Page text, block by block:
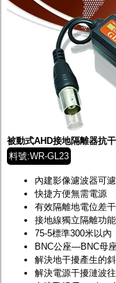
距離遠）
AHD特殊功能型攝影機
旋轉型攝影機.旋轉台
傳統高解析攝影機
投光設備
防護罩及支架
多路攝影機單軸傳輸
監聽器.麥克風
視訊轉換設備
雙絞線傳輸器
雜訊改善器
分配放大器
網路線用水晶頭
網路線
懶人線.同軸線.花線
線頭.插座.延長線.HDMI
集線盒.防水盒.配線盒
變壓器.避雷器
轉接頭
被動式AHD接地隔離器抗
料號:WR-GL23
內建影像濾波器可
快捷方便無需電源
有效隔離地電位差
接地線獨立隔離功能
75-5標準300米以內
BNC公座—BNC母
解決地干擾產生的
解決電源干擾漣波